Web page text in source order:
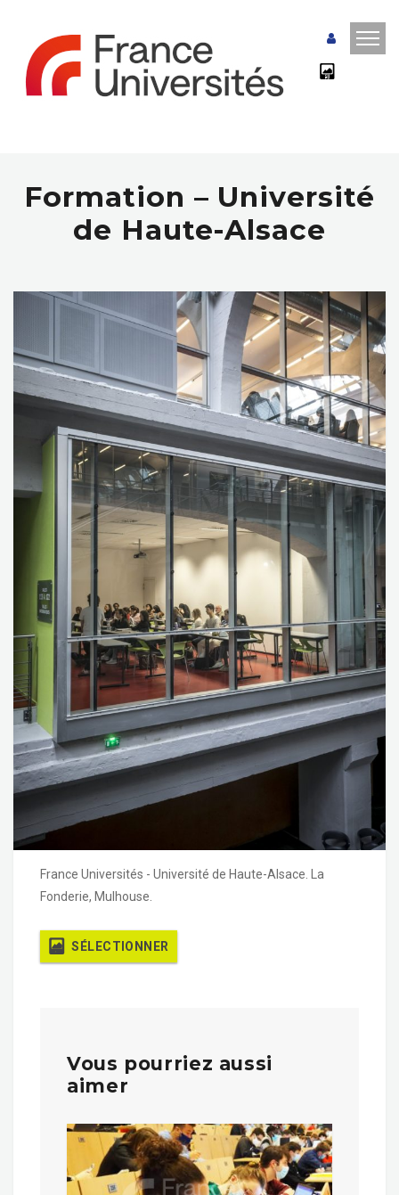
Formation – Université
de Haute-Alsace
France Universités - Université de Haute-Alsace. La
Fonderie, Mulhouse.
SÉLECTIONNER
Vous pourriez aussi
aimer